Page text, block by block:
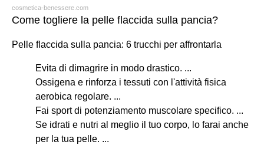
cosmetica-benessere.com
Come togliere la pelle flaccida sulla pancia?
Pelle flaccida sulla pancia: 6 trucchi per affrontarla
Evita di dimagrire in modo drastico. ...
Ossigena e rinforza i tessuti con l'attività fisica
aerobica regolare. ...
Fai sport di potenziamento muscolare specifico. ...
Se idrati e nutri al meglio il tuo corpo, lo farai anche
per la tua pelle. ...